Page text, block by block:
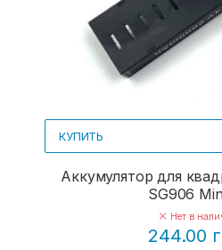
КУПИТЬ
Аккумулятор для
SG906
Нет в
244.00